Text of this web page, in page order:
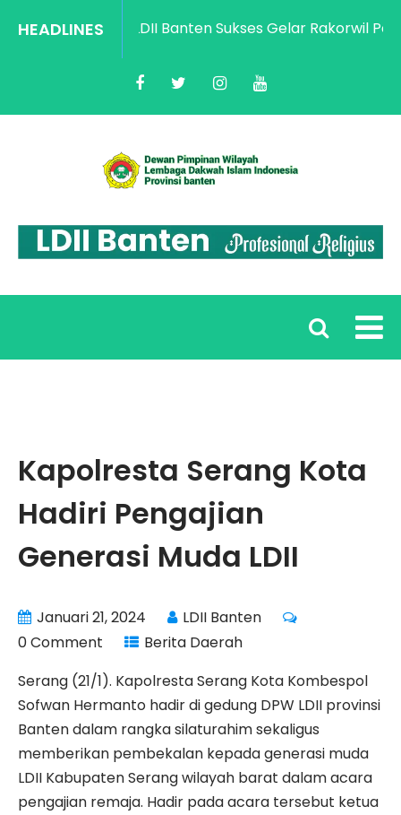
HEADLINES LDII Banten Sukses Gelar Rakorwil
Kapolresta Serang Kota
Hadiri Pengajian
Generasi Muda LDII
Januari 21, 2024
LDII Banten
0 Comment
Berita Daerah
Serang (21/1). Kapolresta Serang Kota Kombespol
Sofwan Hermanto hadir di gedung DPW LDII provinsi
Banten dalam rangka silaturahim sekaligus
memberikan pembekalan kepada generasi muda
LDII Kabupaten Serang wilayah barat dalam acara
pengajian remaja. Hadir pada acara tersebut ketua